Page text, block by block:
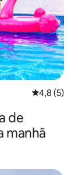
4,8 de
4,8 (5)
de
manhã